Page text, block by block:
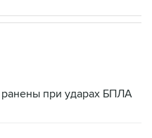
при ударах БПЛА